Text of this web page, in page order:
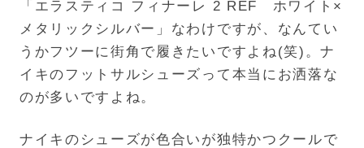
「エラスティコ フィナーレ 2 REF ホワイト×
メタリックシルバー」なわけですが、なんてい
うかフツーに街角で履きたいですよね(笑)。ナ
イキのフットサルシューズって本当にお洒落な
のが多いですよね。
ナイキのシューズが色合いが独特かつクールで